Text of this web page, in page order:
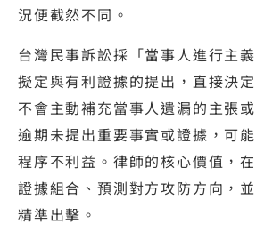
況便截然不同。
台灣民事訴訟採「當事人進行主
擬定與有利證據的提出，直接決
不會主動補充當事人遺漏的主張
逾期未提出重要事實或證據，可
程序不利益。律師的核心價值，
證據組合、預測對方攻防方向，
精準出擊。